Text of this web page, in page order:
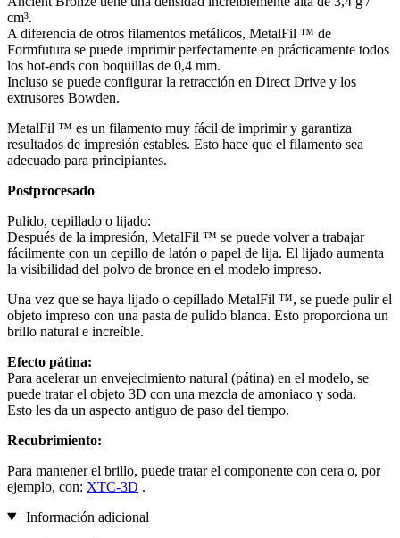
cm³.
A diferencia de otros filamentos metálicos, MetalFil ™ de
Formfutura se puede imprimir perfectamente en prácticamente todos
los hot-ends con boquillas de 0,4 mm.
Incluso se puede configurar la retracción en Direct Drive y los
extrusores Bowden.
MetalFil ™ es un filamento muy fácil de imprimir y garantiza
resultados de impresión estables. Esto hace que el filamento sea
adecuado para principiantes.
Postprocesado
Pulido, cepillado o lijado:
Después de la impresión, MetalFil ™ se puede volver a trabajar
fácilmente con un cepillo de latón o papel de lija. El lijado aumenta
la visibilidad del polvo de bronce en el modelo impreso.
Una vez que se haya lijado o cepillado MetalFil ™, se puede pulir el
objeto impreso con una pasta de pulido blanca. Esto proporciona un
brillo natural e increíble.
Efecto pátina:
Para acelerar un envejecimiento natural (pátina) en el modelo, se
puede tratar el objeto 3D con una mezcla de amoniaco y soda.
Esto les da un aspecto antiguo de paso del tiempo.
Recubrimiento:
Para mantener el brillo, puede tratar el componente con cera o, por
ejemplo, con: XTC-3D .
Información adicional